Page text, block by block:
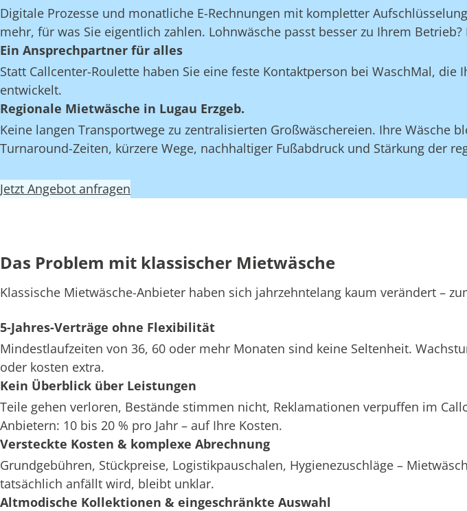
Digitale Prozesse und monatliche E-Rechnungen mit kompletter
mehr, für was Sie eigentlich zahlen. Lohnwäsche passt besser zu Ihrem
Ein Ansprechpartner für alles
Statt Callcenter-Roulette haben Sie eine feste Kontaktperson bei WaschMal,
entwickelt.
Regionale Mietwäsche in Lugau Erzgeb.
Keine langen Transportwege zu zentralisierten Großwäschereien. Ihre Wäsche
Turnaround-Zeiten, kürzere Wege, nachhaltiger Fußabdruck und Stärkung der
Jetzt Angebot anfragen
Das Problem mit klassischer Mietwäsche
Klassische Mietwäsche-Anbieter haben sich jahrzehntelang kaum verändert –
5-Jahres-Verträge ohne Flexibilität
Mindestlaufzeiten von 36, 60 oder mehr Monaten sind keine Seltenheit.
oder kosten extra.
Kein Überblick über Leistungen
Teile gehen verloren, Bestände stimmen nicht, Reklamationen verpuffen im
Anbietern: 10 bis 20 % pro Jahr – auf Ihre Kosten.
Versteckte Kosten & komplexe Abrechnung
Grundgebühren, Stückpreise, Logistikpauschalen, Hygienezuschläge –
tatsächlich anfällt wird, bleibt unklar.
Altmodische Kollektionen & eingeschränkte Auswahl